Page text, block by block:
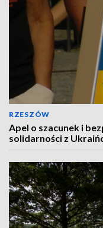
RZESZÓW
Apel o szacunek i
solidarności z